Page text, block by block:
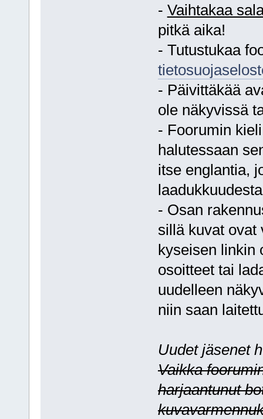
- Vaihtakaa
pitkä aika!
- Tutustukaa
- Päivittäkää
ole näkyvissä
- Foorumin
halutessaan
itse englantia,
laadukkuudesta
- Osan
sillä kuvat ovat
kyseisen linkin
osoitteet tai
uudelleen
niin saan
Uudet jäsenet
Vaikka
harjaantunut